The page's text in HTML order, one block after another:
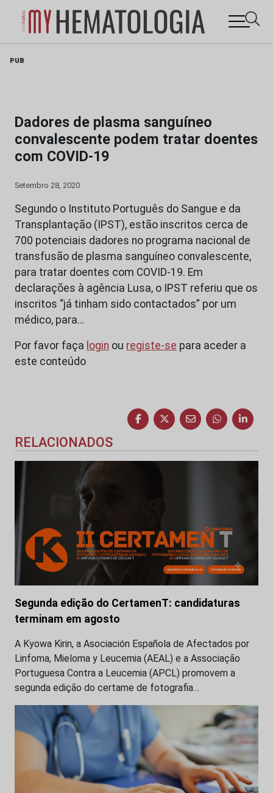
PUB
Dadores de plasma sanguíneo
convalescente podem tratar doentes
com COVID-19
Setembro 28, 2020
Segundo o Instituto Português do Sangue e da
Transplantação (IPST), estão inscritos cerca de
700 potenciais dadores no programa nacional de
transfusão de plasma sanguíneo convalescente,
para tratar doentes com COVID-19. Em
declarações à agência Lusa, o IPST referiu que os
inscritos “já tinham sido contactados” por um
médico, para…
Por favor faça login ou registe-se para aceder a
este conteúdo
RELACIONADOS
Segunda edição do CertamenT: candidaturas
terminam em agosto
A Kyowa Kirin, a Asociación Española de Afectados por
Linfoma, Mieloma y Leucemia (AEAL) e a Associação
Portuguesa Contra a Leucemia (APCL) promovem a
segunda edição do certame de fotografia…